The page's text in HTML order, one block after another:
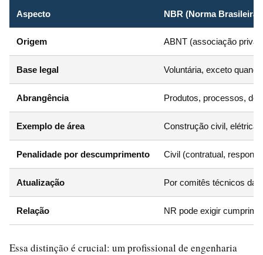
Aspecto NBR (Norma Brasileira)
Origem ABNT (associação
Base legal Voluntária, exceto
Abrangência Produtos, processos,
Exemplo de área Construção civil, elétrica,
Penalidade por descumprimento Civil (contratual,
Atualização Por comitês técnicos da
Relação NR pode exigir
Essa distinção é crucial: um profissional de engenharia